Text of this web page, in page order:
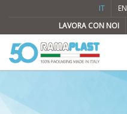
IT EN
LAVORA CON NOI